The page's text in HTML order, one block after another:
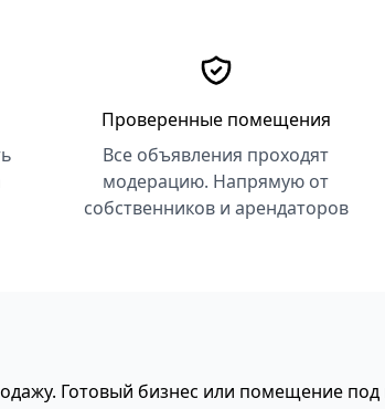
Проверенные помещения
Все объявления проходят
модерацию. Напрямую от
собственников и арендаторов
Готовый бизнес или помещение под